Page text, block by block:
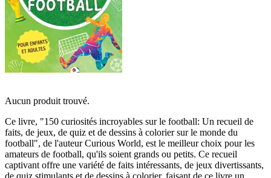
Aucun produit trouvé.
Ce livre, "150 curiosités incroyables sur le football: Un recueil de
faits, de jeux, de quiz et de dessins à colorier sur le monde du
football", de l'auteur Curious World, est le meilleur choix pour les
amateurs de football, qu'ils soient grands ou petits. Ce recueil
captivant offre une variété de faits intéressants, de jeux divertissants,
de quiz stimulants et de dessins à colorier, faisant de ce livre un